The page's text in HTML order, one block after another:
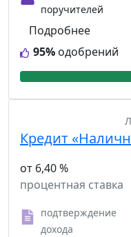
поручителей
95% одобрений
Подробнее
Кредит
от 6,40 %
процентная ставка
подтверждение
дохода